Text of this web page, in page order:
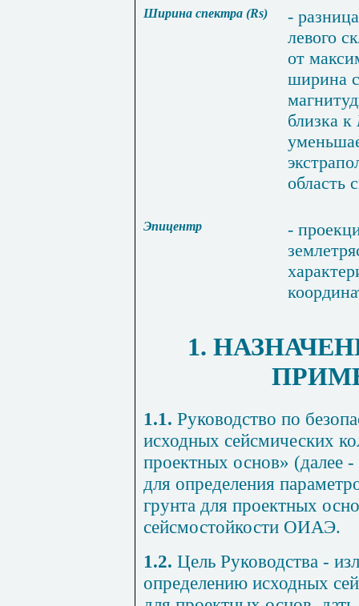
Ширина спектра (Rs) - разница
левого
от
ширина
близка к
область
Эпицентр -
1.
1.1. Руководство по
исходных сейсмических
проектных основ» (далее -
для определения
грунта для проектных
сейсмостойкости ОИАЭ.
1.2. Цель Руководства -
определению исходных